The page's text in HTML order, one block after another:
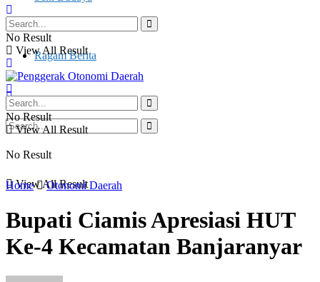
Otonomi Daerah
Ragam Berita
No Result
View All Result
No Result
View All Result
No Result
View All Result
Home Otonomi Daerah
Bupati Ciamis Apresiasi HUT
Ke-4 Kecamatan Banjaranyar